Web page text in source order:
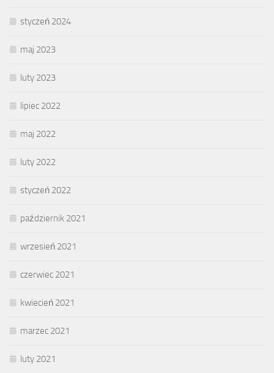
styczeń 2024
maj 2023
luty 2023
lipiec 2022
maj 2022
luty 2022
styczeń 2022
październik 2021
wrzesień 2021
czerwiec 2021
kwiecień 2021
marzec 2021
luty 2021